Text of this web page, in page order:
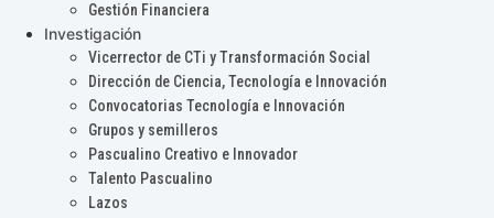
Gestión Financiera
Investigación
Vicerrector de CTi y Transformación Social
Dirección de Ciencia, Tecnología e Innovación
Convocatorias Tecnología e Innovación
Grupos y semilleros
Pascualino Creativo e Innovador
Talento Pascualino
Lazos